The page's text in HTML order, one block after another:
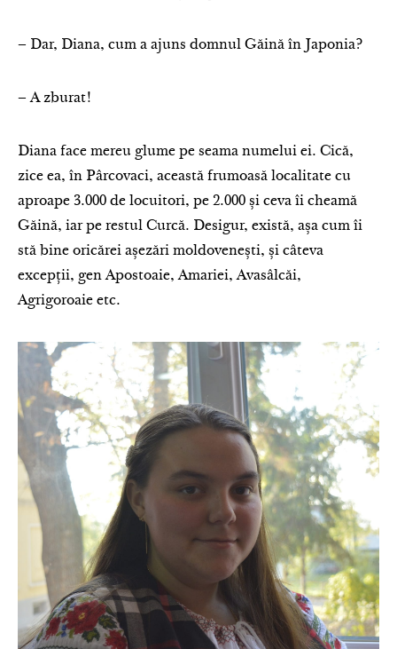
– Dar, Diana, cum a ajuns domnul Găină în Japonia?
– A zburat!
Diana face mereu glume pe seama numelui ei. Cică,
zice ea, în Pârcovaci, această frumoasă localitate cu
aproape 3.000 de locuitori, pe 2.000 și ceva îi cheamă
Găină, iar pe restul Curcă. Desigur, există, așa cum îi
stă bine oricărei așezări moldovenești, și câteva
excepții, gen Apostoaie, Amariei, Avasâlcăi,
Agrigoroaie etc.